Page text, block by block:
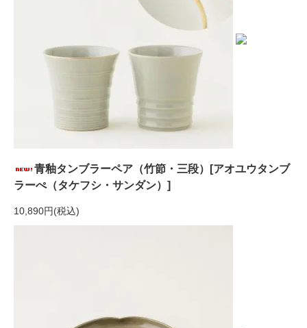
青釉タンブラーペア（竹節・三段）[アオユウタンブ
ラーぺ（タケフシ・サンダン）]
10,890円(税込)